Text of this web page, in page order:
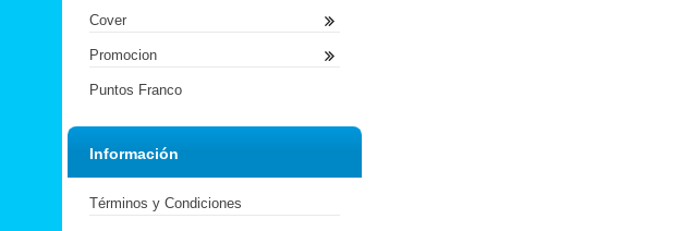
Cover
Promocion
Puntos Franco
Información
Términos y Condiciones